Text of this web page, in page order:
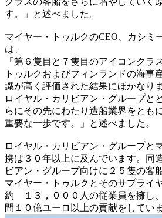
す。」と述べました。
マイヤー・トゥルクのCEO、カシミ
は、
「第６隻目と７隻目のアイコンクラ
トゥルクおよびフィンランドの海事
識が高く評価された結果にほかなり
ロイヤル・カリビアン・グループと
らにその先にわたり造船業界をとも
重要な一歩です。」と述べました。
ロイヤル・カリビアン・グループと
携は３０年以上に及んでいます。同
ビアン・グループ向けに２５隻の客
マイヤー・トゥルクとそのサプライ
約 １３，０００人の従業員を擁し
間１０億ユーロ以上の貢献をしていま